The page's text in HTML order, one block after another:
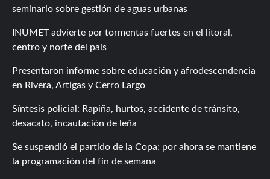
seminario sobre gestión de aguas urbanas
INUMET advierte por tormentas fuertes en el litoral,
centro y norte del país
Presentaron informe sobre educación y afrodescendencia
en Rivera, Artigas y Cerro Largo
Síntesis policial: Rapiña, hurtos, accidente de tránsito,
desacato, incautación de leña
Se suspendió el partido de la Copa; por ahora se mantiene
la programación del fin de semana